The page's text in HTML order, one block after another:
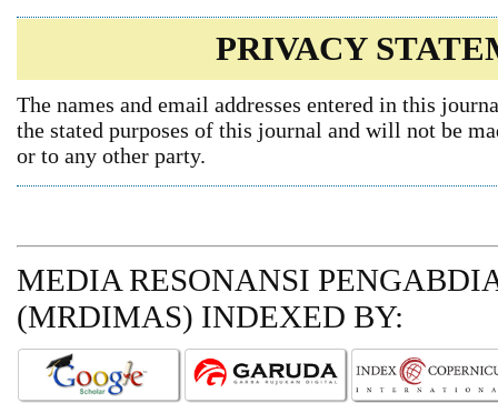
PRIVACY
The names and email addresses entered in this
the stated purposes of this journal and will not be
or to any other party.
MEDIA RESONANSI
(MRDIMAS) INDEXED BY: